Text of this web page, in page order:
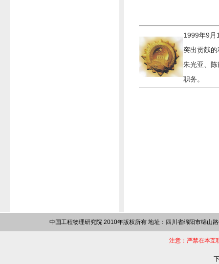
1999年9月
突出贡献
朱光亚、
职务。
中国工程物理研究院 2010年版权所有 地址：四川省绵阳市绵山
注意：严禁在本互